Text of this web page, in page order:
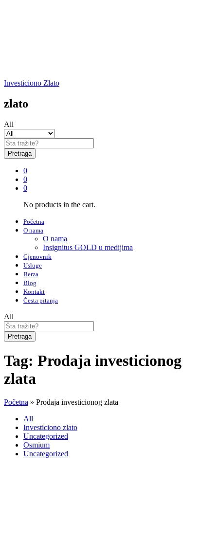
Investiciono Zlato
zlato
All
Pretraga
0
0
0
No products in the cart.
Početna
O nama
O nama
Insignitus GOLD u medijima
Cjenovnik
Usluge
Berza
Blog
Kontakt
Česta pitanja
All
Pretraga
Tag: Prodaja investicionog
zlata
Početna » Prodaja investicionog zlata
All
Investiciono zlato
Uncategorized
Osmium
Uncategorized